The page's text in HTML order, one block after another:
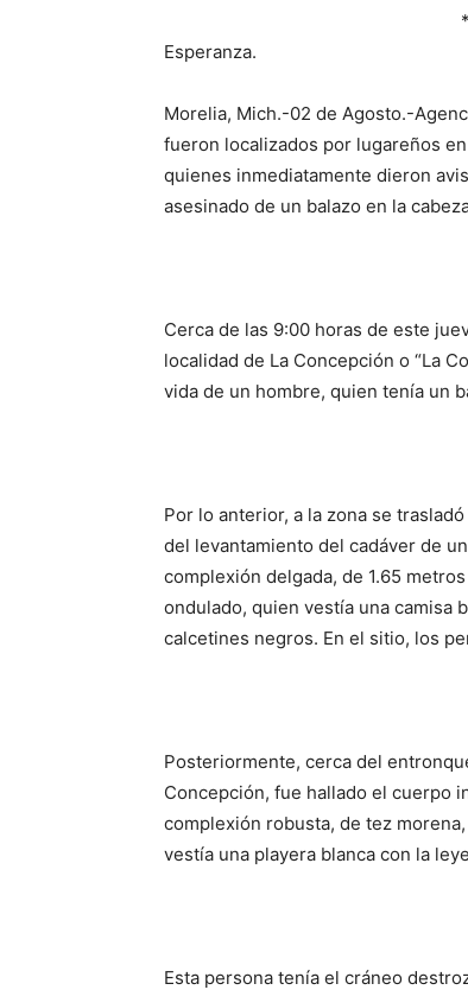
Esperanza.
Morelia, Mich.-02 de Agosto.-
fueron localizados por lugareños
quienes inmediatamente dieron
asesinado de un balazo en la
Cerca de las 9:00 horas de este
localidad de La Concepción o “La
vida de un hombre, quien tenía un
Por lo anterior, a la zona se
del levantamiento del cadáver de
complexión delgada, de 1.65
ondulado, quien vestía una camisa
calcetines negros. En el sitio, los
Posteriormente, cerca del
Concepción, fue hallado el cuerpo
complexión robusta, de tez
vestía una playera blanca con la
Esta persona tenía el cráneo